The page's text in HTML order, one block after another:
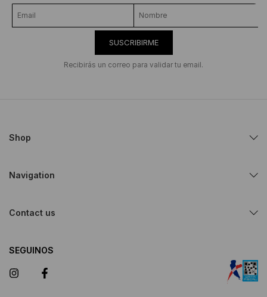
SUSCRIBIRME
Recibirás un correo para validar tu email.
Shop
Navigation
Contact us
SEGUINOS